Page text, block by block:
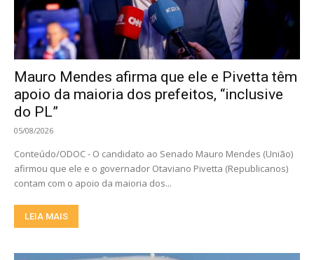
Mauro Mendes afirma que ele e Pivetta têm
apoio da maioria dos prefeitos, “inclusive
do PL”
05/08/2026
Conteúdo/ODOC - O candidato ao Senado Mauro Mendes (União)
afirmou que ele e o governador Otaviano Pivetta (Republicanos)
contam com o apoio da maioria dos...
LEIA MAIS